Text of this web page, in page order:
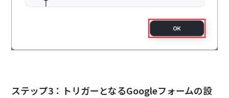
ステップ3：トリガーとなるGoogleフォームの設